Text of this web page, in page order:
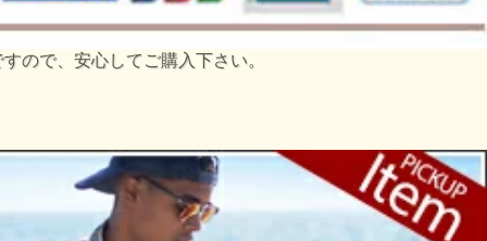
ので、安心してご購入下さい。